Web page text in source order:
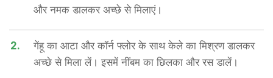
और नमक डालकर अच्छे से मिलाएं।
2.
गेंहू का आटा और कॉर्न फ्लोर के साथ केले का मिश्रण डालकर
अच्छे से मिला लें। इसमें नींबम का छिलका और रस डालें।